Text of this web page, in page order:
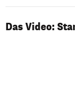
Das Video: